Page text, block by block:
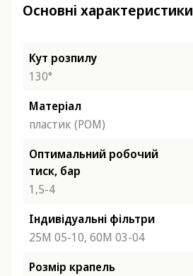
Основні характеристики
Кут розпилу
130°
Матеріал
пластик (POM)
Оптимальний робочий
тиск, бар
1,5-4
Індивідуальні фільтри
25М 05-10, 60М 03-04
Розмір крапель